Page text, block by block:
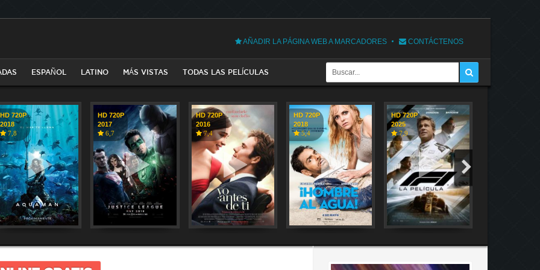
AÑADIR LA PÁGINA WEB A MARCADORES CONTÁCTENOS
ESPAÑOL LATINO MÁS VISTAS TODAS LAS PELÍCULAS
HD 720P
2018
7,8
HD 720P
2017
6,7
HD 720P
2016
7,4
HD 720P
2018
5,4
HD 720P
2025
7,9